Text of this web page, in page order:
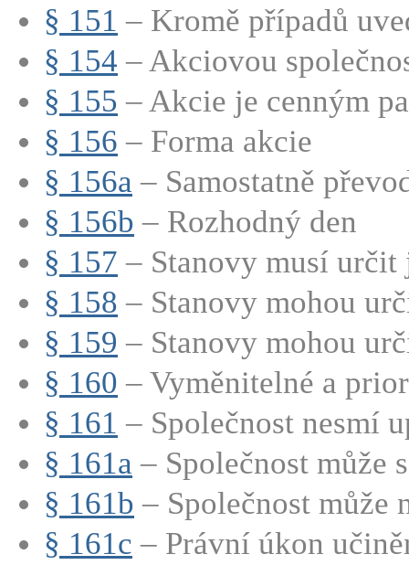
§ 151 – Kromě případů
§ 154 – Akciovou
§ 155 – Akcie je cenným
§ 156 – Forma akcie
§ 156a – Samostatně
§ 156b – Rozhodný den
§ 157 – Stanovy musí určit
§ 158 – Stanovy mohou
§ 159 – Stanovy mohou
§ 160 – Vyměnitelné a
§ 161 – Společnost nesmí
§ 161a – Společnost může
§ 161b – Společnost může
§ 161c – Právní úkon